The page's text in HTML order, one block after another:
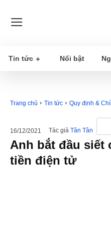
Tin tức Nổi bật
Trang chủ Tin tức Quy định &
16/12/2021 Tác giả Tân Tân
Anh bắt đầu siết
tiền điện tử